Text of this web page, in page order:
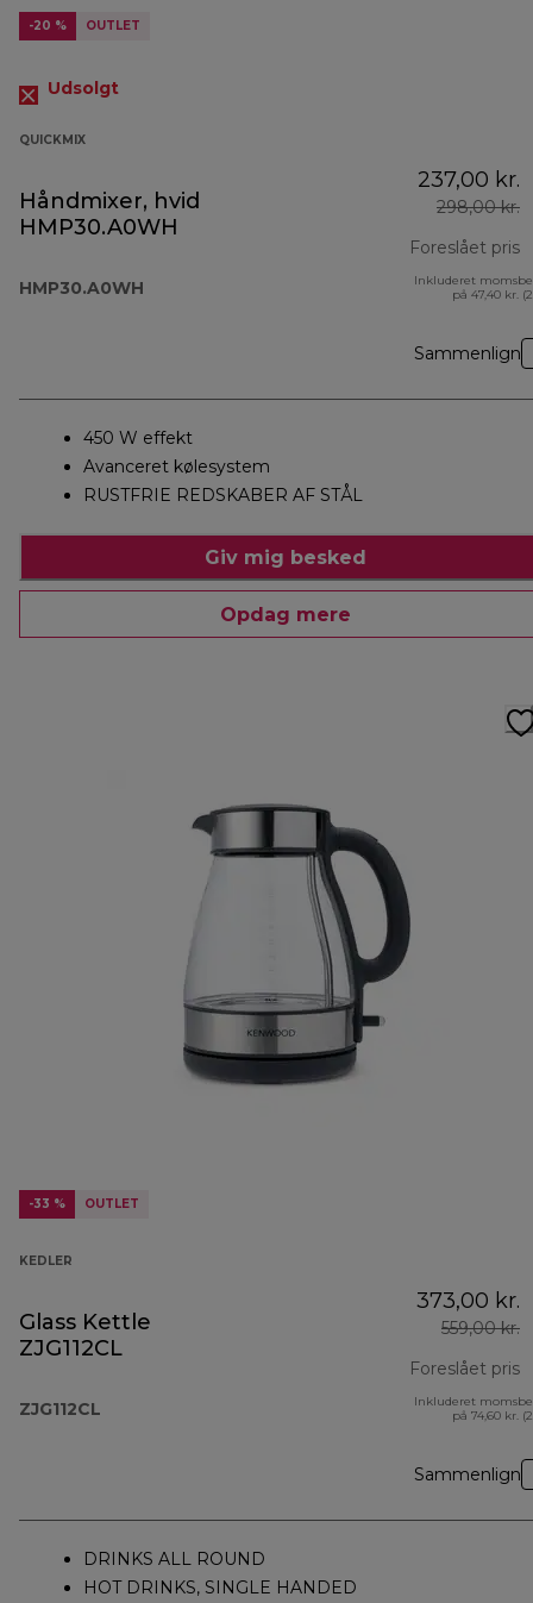
-20 % OUTLET
Udsolgt
QUICKMIX
Håndmixer, hvid
HMP30.A0WH
HMP30.A0WH
237,00 kr.
298,00 kr.
Foreslået pris
Inkluderet
på 47,40 kr.
Sammenlign
450 W effekt
Avanceret kølesystem
RUSTFRIE REDSKABER AF STÅL
Giv mig besked
Opdag mere
-33 % OUTLET
KEDLER
Glass Kettle
ZJG112CL
ZJG112CL
373,00 kr.
559,00 kr.
Foreslået pris
Inkluderet
på 74,60 kr.
Sammenlign
DRINKS ALL ROUND
HOT DRINKS, SINGLE HANDED